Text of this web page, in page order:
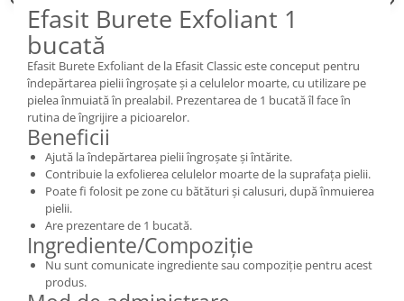
Efasit Burete Exfoliant 1
bucată
Efasit Burete Exfoliant de la Efasit Classic este conceput pentru
îndepărtarea pielii îngroșate și a celulelor moarte, cu utilizare pe
pielea înmuiată în prealabil. Prezentarea de 1 bucată îl face în
rutina de îngrijire a picioarelor.
Beneficii
Ajută la îndepărtarea pielii îngroșate și întărite.
Contribuie la exfolierea celulelor moarte de la suprafața pielii.
Poate fi folosit pe zone cu bătături și calusuri, după înmuierea
pielii.
Are prezentare de 1 bucată.
Ingrediente/Compoziție
Nu sunt comunicate ingrediente sau compoziție pentru acest
produs.